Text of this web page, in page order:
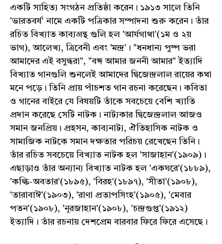
একটি সাহিত্য সংগঠন প্রতিষ্ঠা করেন। ১৯১৩ সালে তিনি
'ভারতবর্ষ' নামে একটি পত্রিকার সম্পাদনা শুরু করেন। তাঁর
রচিত বিখ্যাত কাব্যগ্রন্থ গুলি হল 'আর্যগাথা'(১ম ও ২য়
ভাগ), আলেখ্য, ত্রিবেনী এবং 'মন্দ্র'। "ধনধান্য পুষ্প ভরা
আমাদের এই বসুন্ধরা", "বঙ্গ আমার জননী আমার" ইত্যাদি
বিখ্যাত গানগুলি শুনলেই আমাদের দ্বিজেন্দ্রলাল রায়ের কথা
মনে পড়ে। তিনি প্রায় পাঁচশত গান রচনা করেছেন। কবিতা
ও গানের বাইরে যে বিষয়টি তাঁকে সবচেয়ে বেশি খ্যাতি
প্রদান করেছে সেটি নাটক। নাট্যকার দ্বিজেন্দ্রলাল আজও
সমান জনপ্রিয়। প্রহসন, কাব্যনাট্য, ঐতিহাসিক নাটক ও
সামাজিক নাটকে সমান দক্ষতার পরিচয় রেখেছেন তিনি।
তাঁর রচিত সবচেয়ে বিখ্যাত নাটক হল 'সাজাহান'(১৯০৯)।
এছাড়াও তাঁর অন্যান্য বিখ্যাত নাটক হল 'একঘরে'(১৮৮৯),
'কল্কি-অবতার'(১৮৯৫), 'বিরহ'(১৮৯৭), 'সীতা'(১৯০৮),
'তারাবাঈ'(১৯০৩), 'রাণা প্রতাপসিংহ'(১৯০৫), 'মেবার
পতন'(১৯০৮), 'নূরজাহান'(১৯০৮), 'চন্দ্রগুপ্ত'(১৯১২)
ইত্যাদি। তাঁর রচনায় দেশপ্রেম বারবার ফিরে ফিরে এসেছে।